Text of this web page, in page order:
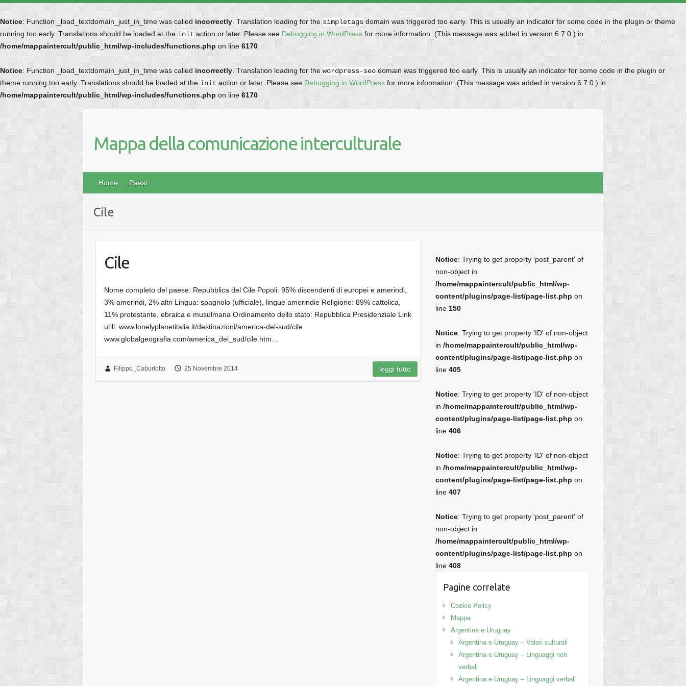
Notice: Function _load_textdomain_just_in_time was called incorrectly . Translation loading for the simpletags domain was triggered too early. This is usually an indicator for some code in the plugin or theme
running too early. Translations should be loaded at the init action or later. Please see Debugging in WordPress for more information. (This message was added in version 6.7.0.) in
/home/mappaintercult/public_html/wp-includes/functions.php on line 6170
Notice: Function _load_textdomain_just_in_time was called incorrectly . Translation loading for the wordpress-seo domain was triggered too early. This is usually an indicator for some code in the plugin or
theme running too early. Translations should be loaded at the init action or later. Please seeDebugging in WordPress for more information. (This message was added in version 6.7.0.) in
/home/mappaintercult/public_html/wp-includes/functions.php on line 6170
Mappa della comunicazione interculturale
Home Paesi
Cile
Cile
Nome completo del paese: Repubblica del Cile Popoli: 95% discendenti di europei e amerindi,
3% amerindi, 2% altri Lingua: spagnolo (ufficiale), lingue amerindie Religione: 89% cattolica,
11% protestante, ebraica e musulmana Ordinamento dello stato: Repubblica Presidenziale Link
utili: www.lonelyplanetitalia.it/destinazioni/america-del-sud/cile
www.globalgeografia.com/america_del_sud/cile.htm…
Filippo_Caburlotto 25 Novembre 2014 leggi tutto
Notice: Trying to get property 'post_parent' of
non-object in
/home/mappaintercult/public_html/wp-
content/plugins/page-list/page-list.php on
line 150
Notice: Trying to get property 'ID' of non-object
in /home/mappaintercult/public_html/wp-
content/plugins/page-list/page-list.php on
line 405
Notice: Trying to get property 'ID' of non-object
in /home/mappaintercult/public_html/wp-
content/plugins/page-list/page-list.php on
line 406
Notice: Trying to get property 'ID' of non-object
in /home/mappaintercult/public_html/wp-
content/plugins/page-list/page-list.php on
line 407
Notice: Trying to get property 'post_parent' of
non-object in
/home/mappaintercult/public_html/wp-
content/plugins/page-list/page-list.php on
line 408
Pagine correlate
Cookie Policy
Mappa
Argentina e Uruguay
Argentina e Uruguay – Valori culturali
Argentina e Uruguay – Linguaggi non
verbali
Argentina e Uruguay – Linguaggi verbali